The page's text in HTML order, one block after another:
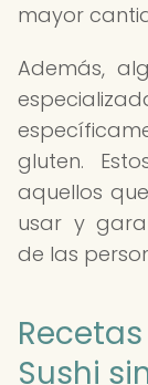
mayor
Además,
gluten.
aquellos
usar y
de las
Sushi